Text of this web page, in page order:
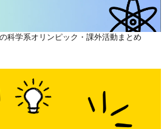
科学系オリンピック・課外活動まとめ